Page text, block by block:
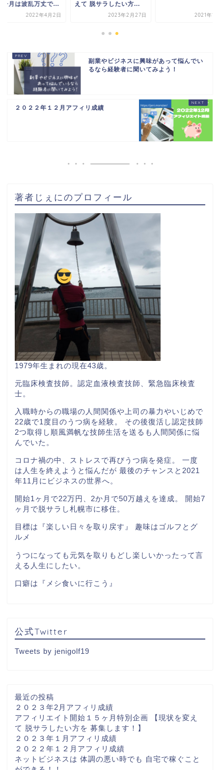
月は波乱万丈で...
2022年4月2日
えて 脱サラしたい方...
2023年2月27日 2021年12
副業やビジネスに興味があって悩んでい
るなら経験者に聞いてみよう！
２０２２年１２月アフィリ成績
著者じぇにのプロフィール
1979年生まれの現在43歳。
元臨床検査技師。認定血液検査技師、緊急臨床検査
士。
入職時からの職場の人間関係や上司の暴力やいじめで
22歳で1度目のうつ病を経験。 その後復活し認定技師
2つ取得し順風満帆な技師生活を送るも人間関係に悩
んでいた。
コロナ禍の中、ストレスで再びうつ病を発症。 一度
は人生を終えようと悩んだが 最後のチャンスと2021
年11月にビジネスの世界へ。
開始1ヶ月で22万円、2か月で50万越えを達成。 開始7
ヶ月で脱サラし札幌市に移住。
目標は『楽しい日々を取り戻す』 趣味はゴルフとグ
ルメ
うつになっても元気を取りもどし楽しいかったって言
える人生にしたい。
口癖は『メシ食いに行こう』
公式Twitter
Tweets by jenigolf19
最近の投稿
２０２３年2月アフィリ成績
アフィリエイト開始１５ヶ月特別企画 【現状を変え
て 脱サラしたい方を 募集します！】
２０２３年１月アフィリ成績
２０２２年１２月アフィリ成績
ネットビジネスは 体調の悪い時でも 自宅で稼ぐこと